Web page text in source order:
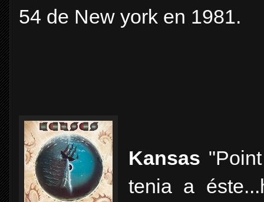
54 de New york en 1981.
Kansas
tenia a